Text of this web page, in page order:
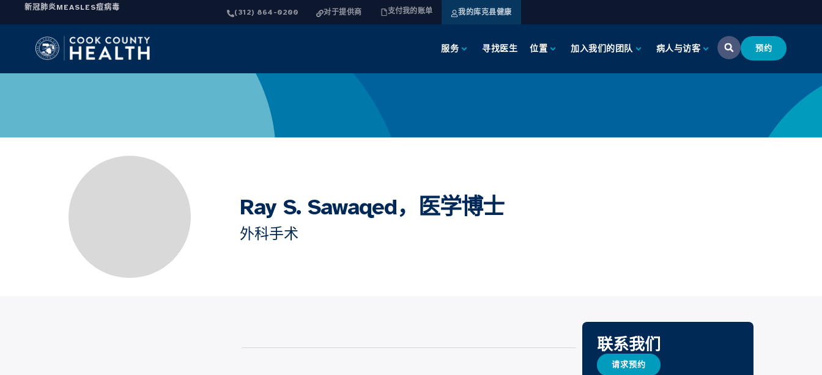
新冠肺炎MEASLES痘病毒
(312) 864-0200 对于提供商 支付我的账单 我的库克县健康
服务 寻找医生 位置 加入我们的团队 病人与访客 预约
Ray S. Sawaqed，医学博士
外科手术
联系我们
请求预约